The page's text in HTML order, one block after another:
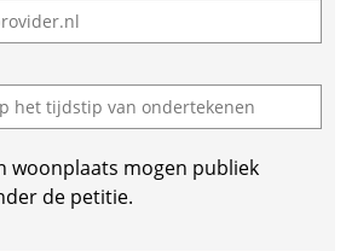
woonplaats mogen publiek
de petitie.